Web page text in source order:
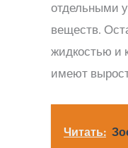
отдельными
веществ.
жидкостью и
имеют
Читать: